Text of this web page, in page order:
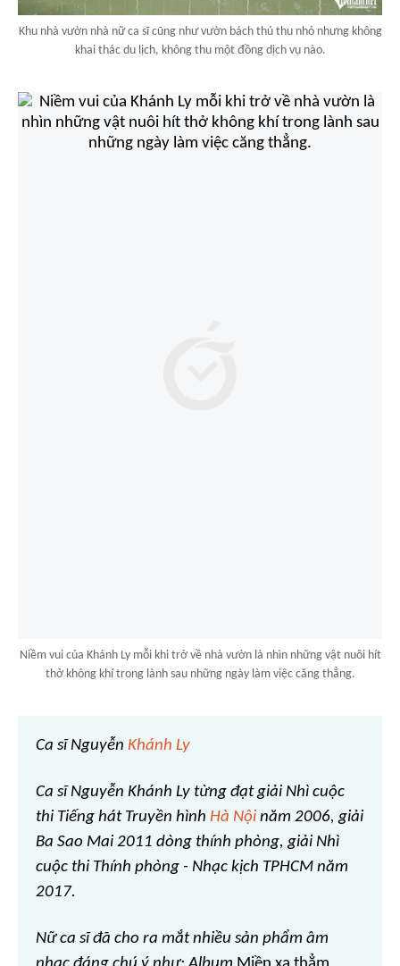
Khu nhà vườn nhà nữ ca sĩ cũng như vườn bách thú thu nhỏ nhưng không
khai thác du lịch, không thu một đồng dịch vụ nào.
Niềm vui của Khánh Ly mỗi khi trở về nhà vườn là nhìn những vật nuôi hít
thở không khí trong lành sau những ngày làm việc căng thẳng.
Ca sĩ Nguyễn Khánh Ly
Ca sĩ Nguyễn Khánh Ly từng đạt giải Nhì cuộc
thi Tiếng hát Truyền hình Hà Nội năm 2006, giải
Ba Sao Mai 2011 dòng thính phòng, giải Nhì
cuộc thi Thính phòng - Nhạc kịch TPHCM năm
2017.
Nữ ca sĩ đã cho ra mắt nhiều sản phẩm âm